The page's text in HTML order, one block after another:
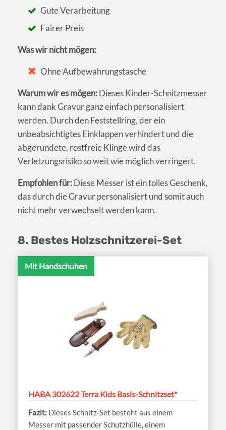
Gute Verarbeitung
Fairer Preis
Was wir nicht mögen:
Ohne Aufbewahrungstasche
Warum wir es mögen:Dieses Kinder-Schnitzmesser
kann dank Gravur ganz einfach personalisiert
werden. Durch den Feststellring, der ein
unbeabsichtigtes Einklappen verhindert und die
abgerundete, rostfreie Klinge wird das
Verletzungsrisiko so weit wie möglich verringert.
Empfohlen für:Diese Messer ist ein tolles Geschenk,
das durch die Gravur personalisiert und somit auch
nicht mehr verwechselt werden kann.
8. Bestes Holzschnitzerei-Set
Mit Handschuhen
HABA 302622 Terra Kids Basis-Schnitzset*
Dieses Schnitz-Set besteht aus einem
Messer mit passender Schutzhülle, einem